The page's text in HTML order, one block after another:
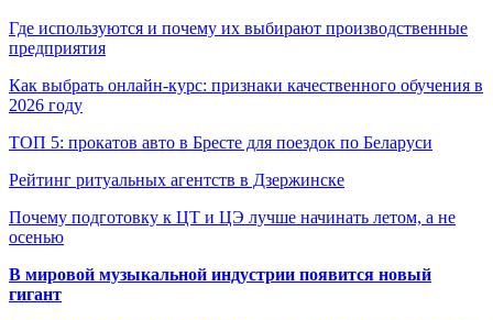
Где используются и почему их выбирают производственные
предприятия
Как выбрать онлайн-курс: признаки качественного обучения в
2026 году
ТОП 5: прокатов авто в Бресте для поездок по Беларуси
Рейтинг ритуальных агентств в Дзержинске
Почему подготовку к ЦТ и ЦЭ лучше начинать летом, а не
осенью
В мировой музыкальной индустрии появится новый
гигант